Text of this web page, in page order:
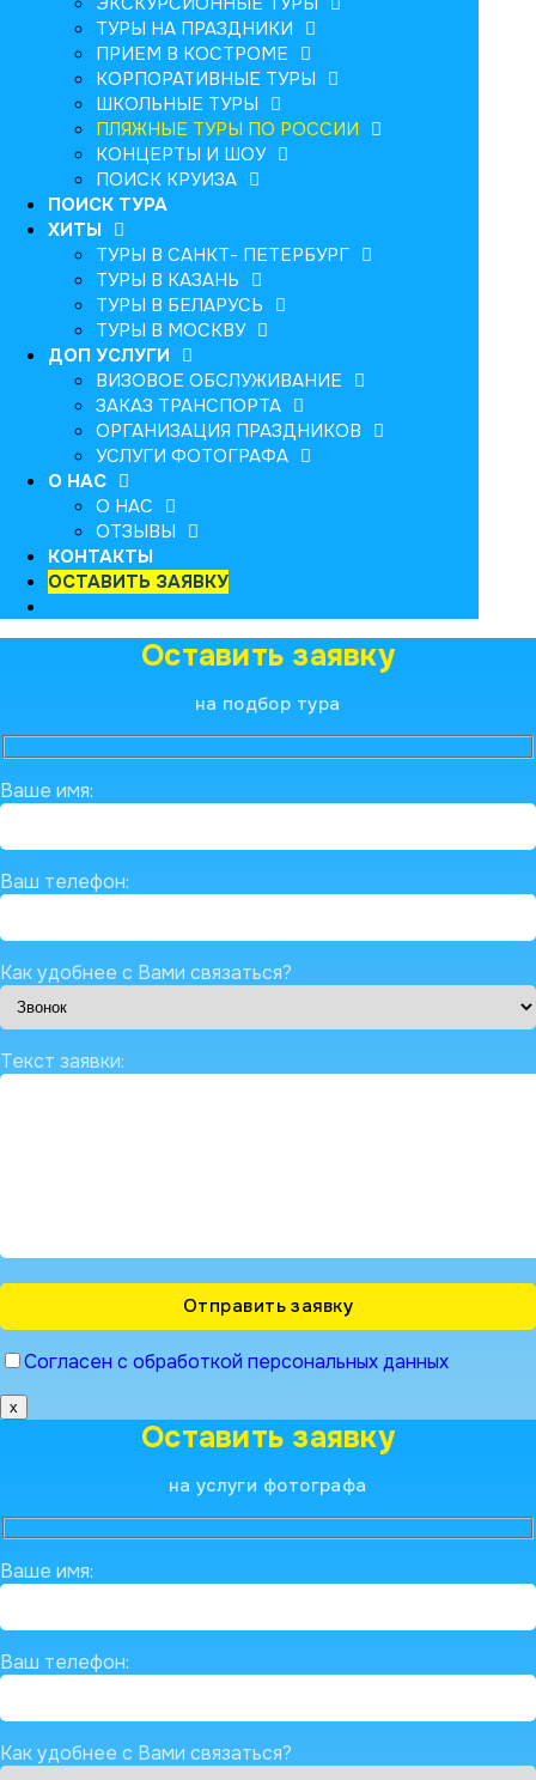
ТУРЫ НА ПРАЗДНИКИ
ПРИЕМ В КОСТРОМЕ
КОРПОРАТИВНЫЕ ТУРЫ
ШКОЛЬНЫЕ ТУРЫ
ПЛЯЖНЫЕ ТУРЫ ПО РОССИИ
КОНЦЕРТЫ И ШОУ
ПОИСК КРУИЗА
ПОИСК ТУРА
ХИТЫ
ТУРЫ В САНКТ- ПЕТЕРБУРГ
ТУРЫ В КАЗАНЬ
ТУРЫ В БЕЛАРУСЬ
ТУРЫ В МОСКВУ
ДОП УСЛУГИ
ВИЗОВОЕ ОБСЛУЖИВАНИЕ
ЗАКАЗ ТРАНСПОРТА
ОРГАНИЗАЦИЯ ПРАЗДНИКОВ
УСЛУГИ ФОТОГРАФА
О НАС
О НАС
ОТЗЫВЫ
КОНТАКТЫ
ОСТАВИТЬ ЗАЯВКУ
Оставить заявку
на подбор тура
Ваше имя:
Ваш телефон:
Как удобнее с Вами связаться?
Текст заявки:
Согласен с обработкой персональных данных
x
Оставить заявку
на услуги фотографа
Ваше имя:
Ваш телефон:
Как удобнее с Вами связаться?